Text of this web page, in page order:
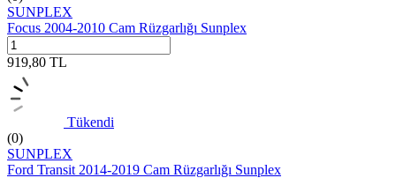
SUNPLEX
Focus 2004-2010 Cam Rüzgarlığı Sunplex
919,80 TL
Tükendi
(0)
SUNPLEX
Ford Transit 2014-2019 Cam Rüzgarlığı Sunplex